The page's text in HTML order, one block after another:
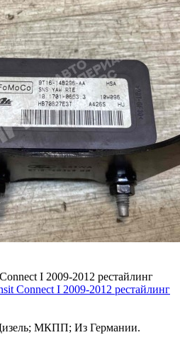
I 2009-2012 рестайлинг
Connect I 2009-2012 рестайлинг
МКПП; Из Германии.